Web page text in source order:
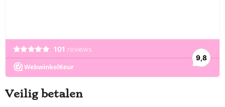
Veilig betalen